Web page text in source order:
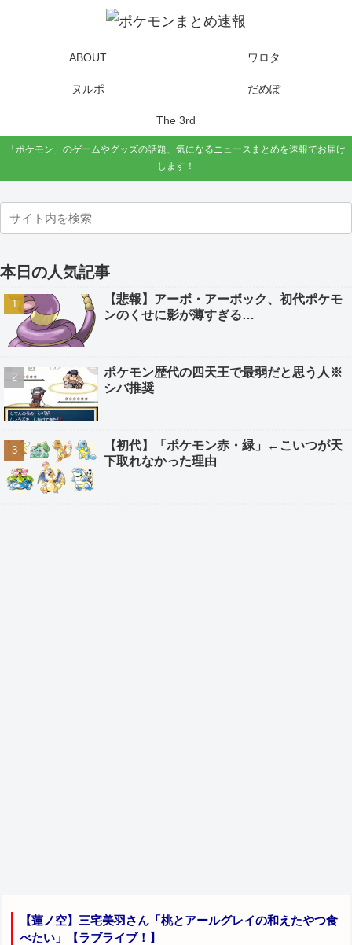
ABOUT ワロタ
ヌルポ だめぽ
The 3rd
「ポケモン」のゲームやグッズの話題、気になるニュースまとめを速報でお届け
します！
本日の人気記事
【悲報】アーボ・アーボック、初代ポケモ
ンのくせに影が薄すぎる…
ポケモン歴代の四天王で最弱だと思う人※
シバ推奨
【初代】「ポケモン赤・緑」←こいつが天
下取れなかった理由
【蓮ノ空】三宅美羽さん「桃とアールグレイの和えたやつ食
べたい」【ラブライブ！】